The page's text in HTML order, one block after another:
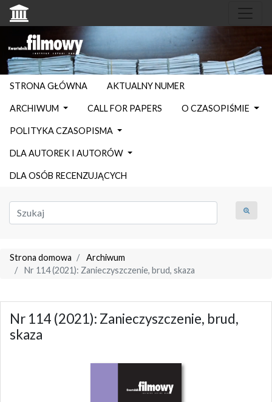
STRONA GŁÓWNA AKTUALNY NUMER
ARCHIWUM CALL FOR PAPERS O CZASOPIŚMIE
POLITYKA CZASOPISMA
DLA AUTOREK I AUTORÓW
DLA OSÓB RECENZUJĄCYCH
Strona domowa
Archiwum
Nr 114 (2021): Zanieczyszczenie, brud, skaza
Nr 114 (2021): Zanieczyszczenie, brud,
skaza